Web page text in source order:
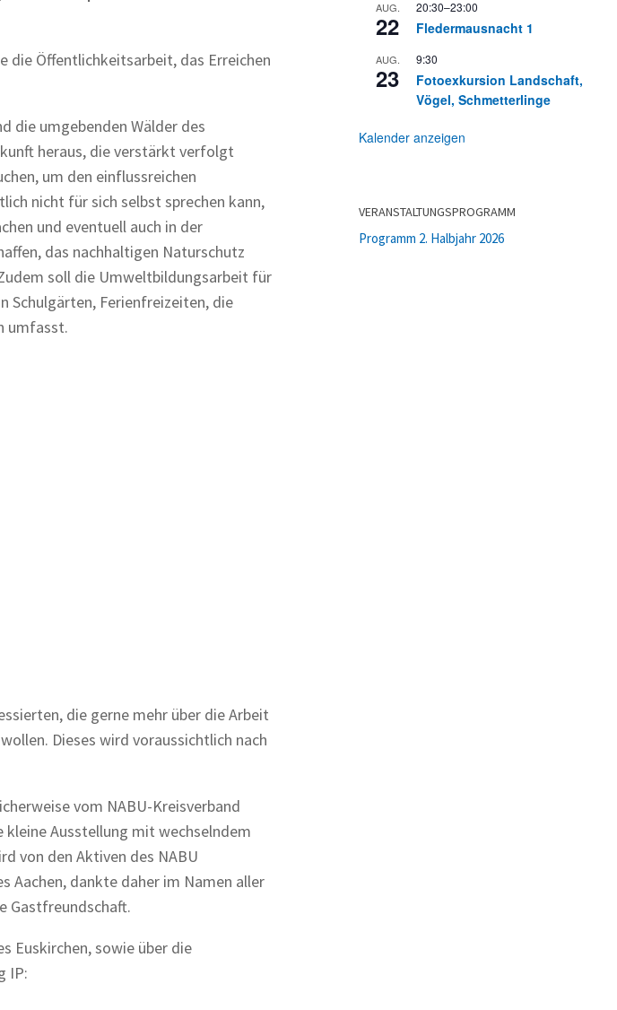
die Öffentlichkeitsarbeit, das Erreichen
die umgebenden Wälder des
heraus, die verstärkt verfolgt
um den einflussreichen
nicht für sich selbst sprechen kann,
und eventuell auch in der
das nachhaltigen Naturschutz
soll die Umweltbildungsarbeit für
Schulgärten, Ferienfreizeiten, die
umfasst.
die gerne mehr über die Arbeit
Dieses wird voraussichtlich nach
vom NABU-Kreisverband
kleine Ausstellung mit wechselndem
von den Aktiven des NABU
Aachen, dankte daher im Namen aller
Gastfreundschaft.
Euskirchen, sowie über die
IP:
AUG.
22
20:30–23:00
Fledermausnacht 1
AUG.
23
9:30
Fotoexkursion Landschaft,
Vögel, Schmetterlinge
Kalender anzeigen
VERANSTALTUNGSPROGRAMM
Programm 2. Halbjahr 2026